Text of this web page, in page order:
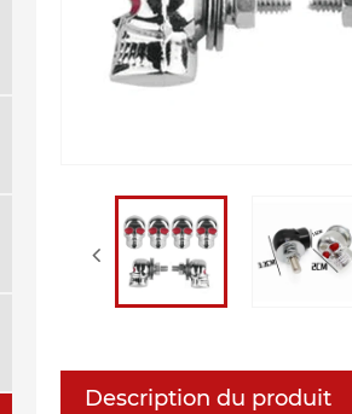
Description du produit